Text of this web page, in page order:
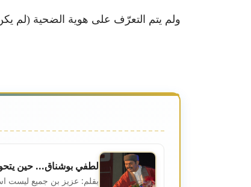
ولم يتم التعرّف على هوية الضحية (لم
لطفي بوشناق... حين
بقلم: عزيز بن جميع ليست